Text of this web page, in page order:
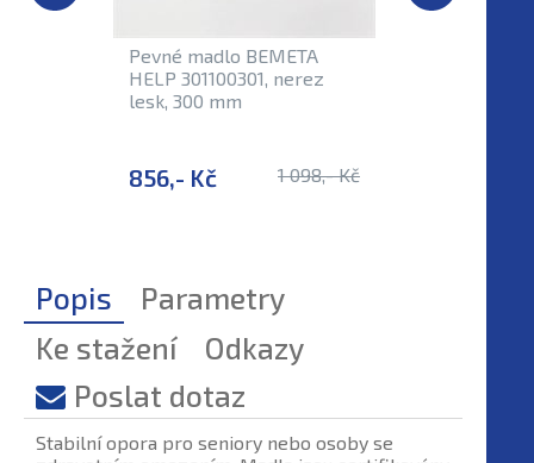
Pevné madlo BEMETA
HELP 301100301, nerez
lesk, 300 mm
856,- Kč 1 098,- Kč
Externí
Popis
Parametry
Ke stažení
Odkazy
Poslat dotaz
Stabilní opora pro seniory nebo osoby se